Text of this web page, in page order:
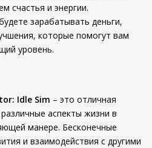
счастья и энергии.
зарабатывать деньги,
которые помогут вам
уровень.
Idle Sim – это отличная
аспекты жизни в
манере. Бесконечные
и взаимодействия с другими